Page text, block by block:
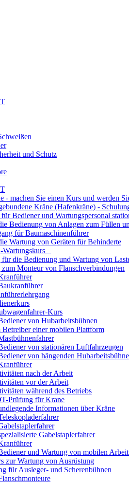
und Schutz
- machen Sie einen Kurs und werden
Kräne (Hafenkräne) -
Bediener und Wartungspersonal
Bedienung von Anlagen zum Füllen
für Baumaschinenführer
Wartung von Geräten für Behinderte
Wartungskurs
die Bedienung und Wartung von
Monteur von Flanschverbindungen
Kurs
von Hubarbeitsbühnen
einer mobilen Plattform
von stationären Luftfahrzeugen
von hängenden
nach der Arbeit
vor der Arbeit
während des Betriebs
Prüfung für Krane
Informationen über Kräne
Gabelstaplerfahrer
und Wartung von mobilen
zur Wartung von Ausrüstung
für Ausleger- und Scherenbühnen